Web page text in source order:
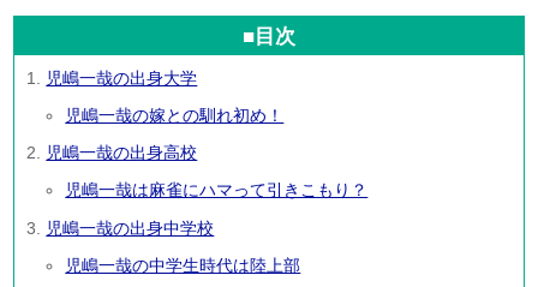
■目次
児嶋一哉の出身大学
児嶋一哉の嫁との馴れ初め！
児嶋一哉の出身高校
児嶋一哉は麻雀にハマって引きこもり？
児嶋一哉の出身中学校
児嶋一哉の中学生時代は陸上部